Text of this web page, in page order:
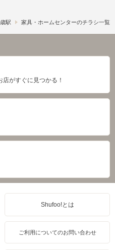
駅 家具・ホームセンターのチラシ一覧
がすぐに見つかる！
Shufoo!とは
ご利用についてのお問い合わせ